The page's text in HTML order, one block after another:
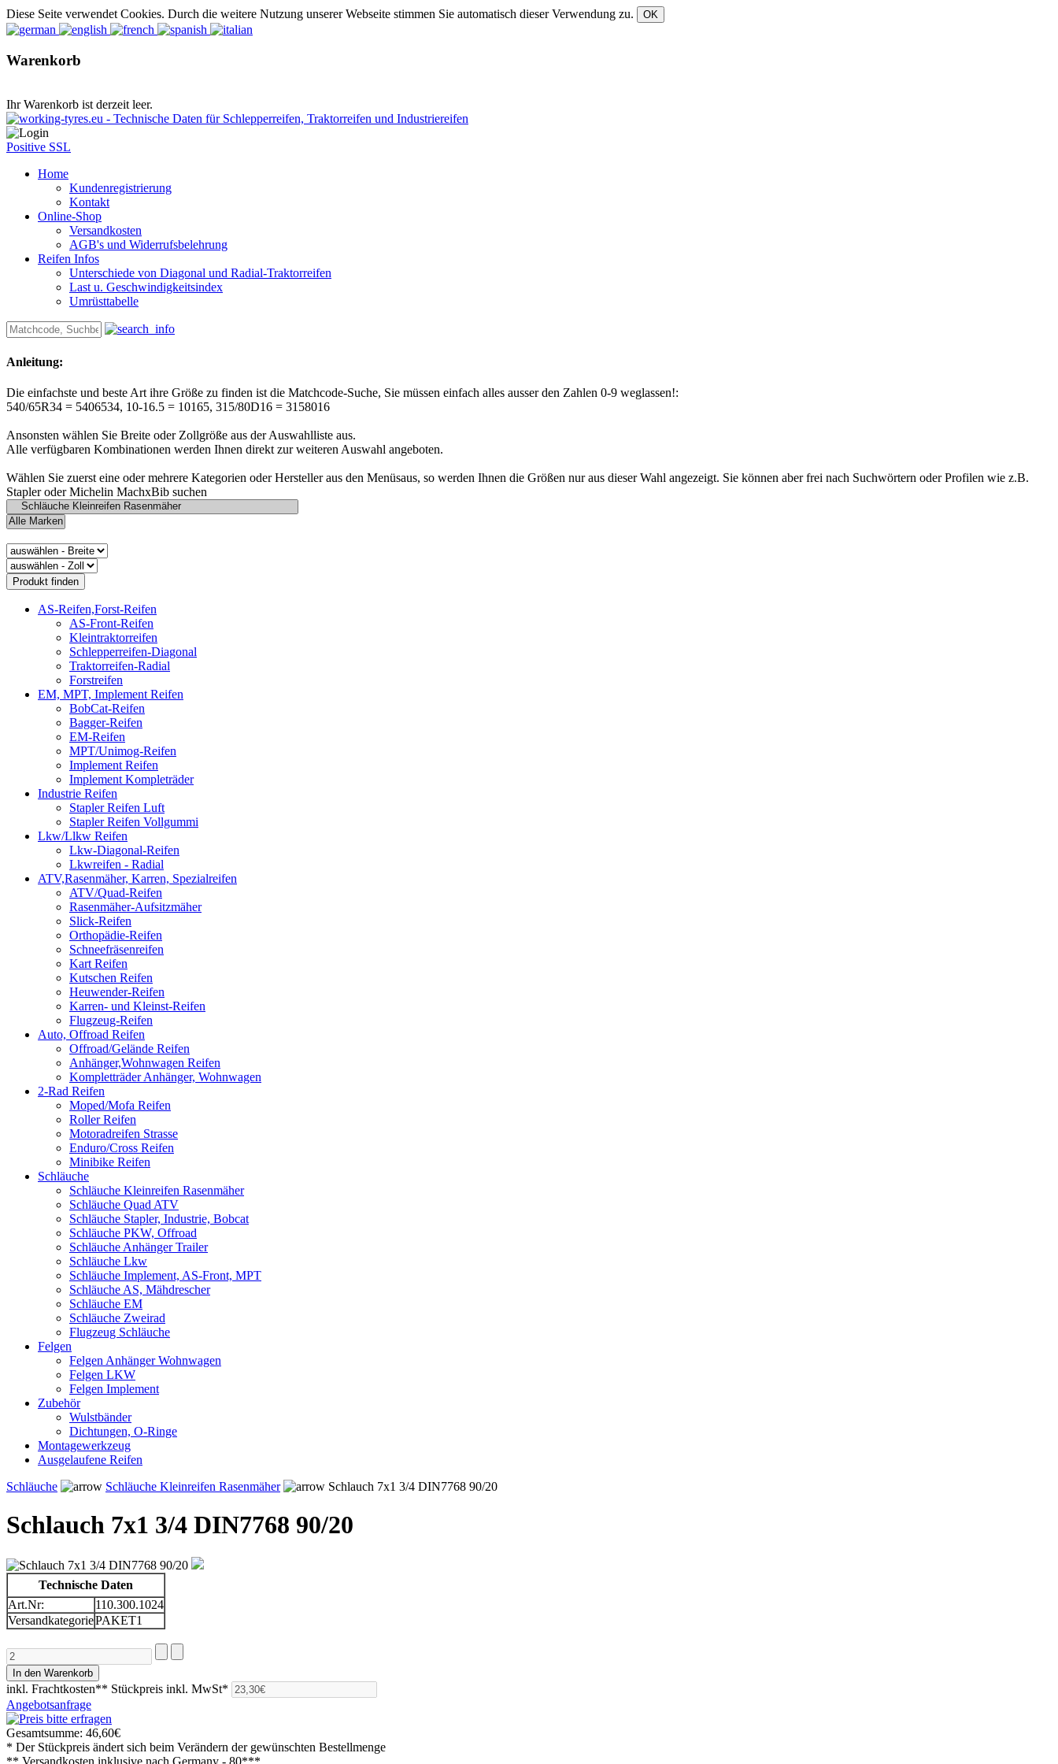
Diese Seite verwendet Cookies. Durch die weitere Nutzung unserer Webseite stimmen Sie automatisch dieser Verwendung zu.
Warenkorb
Ihr Warenkorb ist derzeit leer.
Positive SSL
Home
Kundenregistrierung
Kontakt
Online-Shop
Versandkosten
AGB's und Widerrufsbelehrung
Reifen Infos
Unterschiede von Diagonal und Radial-Traktorreifen
Last u. Geschwindigkeitsindex
Umrüsttabelle
Anleitung:
Die einfachste und beste Art ihre Größe zu finden ist die Matchcode-Suche, Sie müssen einfach alles ausser den Zahlen 0-9 weglassen!:
540/65R34 = 5406534, 10-16.5 = 10165, 315/80D16 = 3158016
Ansonsten wählen Sie Breite oder Zollgröße aus der Auswahlliste aus.
Alle verfügbaren Kombinationen werden Ihnen direkt zur weiteren Auswahl angeboten.
Wählen Sie zuerst eine oder mehrere Kategorien oder Hersteller aus den Menüsaus, so werden Ihnen die Größen nur aus dieser Wahl angezeigt. Sie können aber frei nach Suchwörtern oder Profilen wie z.B.
Stapler oder Michelin MachxBib suchen
AS-Reifen,Forst-Reifen
AS-Front-Reifen
Kleintraktorreifen
Schlepperreifen-Diagonal
Traktorreifen-Radial
Forstreifen
EM, MPT, Implement Reifen
BobCat-Reifen
Bagger-Reifen
EM-Reifen
MPT/Unimog-Reifen
Implement Reifen
Implement Kompleträder
Industrie Reifen
Stapler Reifen Luft
Stapler Reifen Vollgummi
Lkw/Llkw Reifen
Lkw-Diagonal-Reifen
Lkwreifen - Radial
ATV,Rasenmäher, Karren, Spezialreifen
ATV/Quad-Reifen
Rasenmäher-Aufsitzmäher
Slick-Reifen
Orthopädie-Reifen
Schneefräsenreifen
Kart Reifen
Kutschen Reifen
Heuwender-Reifen
Karren- und Kleinst-Reifen
Flugzeug-Reifen
Auto, Offroad Reifen
Offroad/Gelände Reifen
Anhänger,Wohnwagen Reifen
Kompletträder Anhänger, Wohnwagen
2-Rad Reifen
Moped/Mofa Reifen
Roller Reifen
Motoradreifen Strasse
Enduro/Cross Reifen
Minibike Reifen
Schläuche
Schläuche Kleinreifen Rasenmäher
Schläuche Quad ATV
Schläuche Stapler, Industrie, Bobcat
Schläuche PKW, Offroad
Schläuche Anhänger Trailer
Schläuche Lkw
Schläuche Implement, AS-Front, MPT
Schläuche AS, Mähdrescher
Schläuche EM
Schläuche Zweirad
Flugzeug Schläuche
Felgen
Felgen Anhänger Wohnwagen
Felgen LKW
Felgen Implement
Zubehör
Wulstbänder
Dichtungen, O-Ringe
Montagewerkzeug
Ausgelaufene Reifen
Schläuche
Schläuche Kleinreifen Rasenmäher Schlauch 7x1 3/4 DIN7768 90/20
Schlauch 7x1 3/4 DIN7768 90/20
Technische Daten
Art.Nr:
110.300.1024
VersandkategoriePAKET1
inkl. Frachtkosten** Stückpreis inkl. MwSt*
Angebotsanfrage
Gesamtsumme: 46,60€
* Der Stückpreis ändert sich beim Verändern der gewünschten Bestellmenge
** Versandkosten inklusive nach Germany - 80***